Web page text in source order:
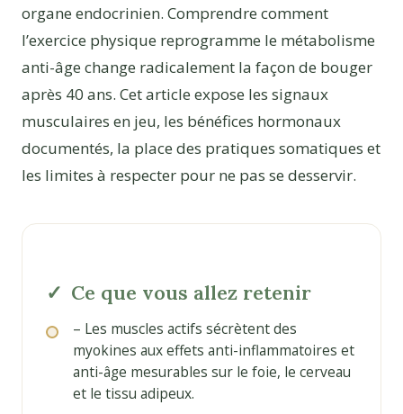
organe endocrinien. Comprendre comment
l’exercice physique reprogramme le métabolisme
anti-âge change radicalement la façon de bouger
après 40 ans. Cet article expose les signaux
musculaires en jeu, les bénéfices hormonaux
documentés, la place des pratiques somatiques et
les limites à respecter pour ne pas se desservir.
Ce que vous allez retenir
– Les muscles actifs sécrètent des
myokines aux effets anti-inflammatoires et
anti-âge mesurables sur le foie, le cerveau
et le tissu adipeux.